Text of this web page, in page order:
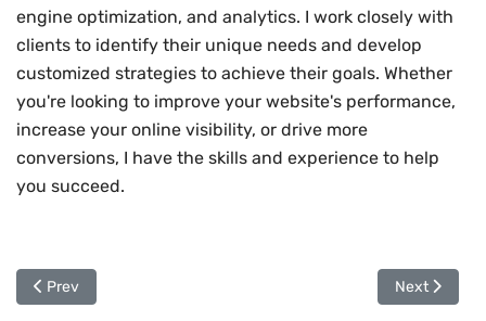
engine optimization, and analytics. I work closely with
clients to identify their unique needs and develop
customized strategies to achieve their goals. Whether
you're looking to improve your website's performance,
increase your online visibility, or drive more
conversions, I have the skills and experience to help
you succeed.
Previous article: Profesi Web Designer
Prev Next article:
Next